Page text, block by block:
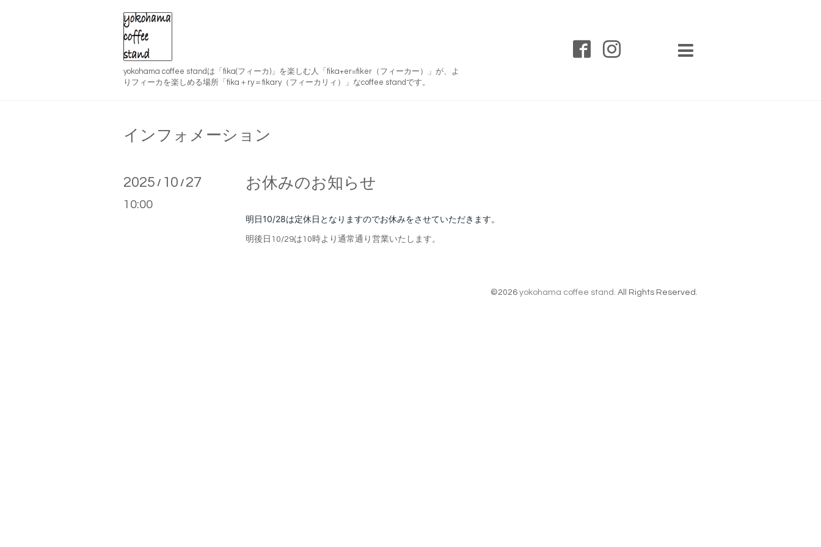
yokohama coffee standは「fika(フィーカ)」を楽しむ人「fika+er=fiker（フィーカー）」が、よ
りフィーカを楽しめる場所「fika＋ry＝fikary（フィーカリィ）」なcoffee standです。
インフォメーション
2025 / 10 / 27
10:00
お休みのお知らせ
明日10/28は定休日となりますのでお休みをさせていただきます。
明後日10/29は10時より通常通り営業いたします。
©2026 yokohama coffee stand . All Rights Reserved.